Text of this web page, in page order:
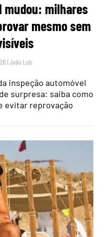
mudou: milhares
mesmo sem
|João Luís
inspeção automóvel
surpresa: saiba como
evitar reprovação